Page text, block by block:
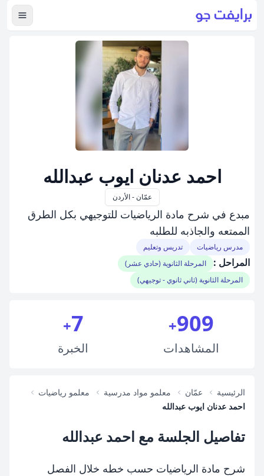
عرض
احمد عدنان ايوب عبدالله
عمّان - الأردن
مبدع في شرح مادة الرياضيات للتوجيهي بكل الطرق
الممتعه والجاذبه للطلبه
مدرس رياضيات تدريس وتعليم
المراحل :
المرحلة الثانوية (حادي عشر)
المرحلة الثانوية (ثاني ثانوي - توجيهي)
909
+
المشاهدات
7
+
الخبرة
الرئيسية عمّان معلمو مواد مدرسية
معلمو رياضيات
احمد عدنان ايوب عبدالله
تفاصيل الجلسة مع احمد عبدالله
شرح مادة الرياضيات حسب خطه خلال الفصل